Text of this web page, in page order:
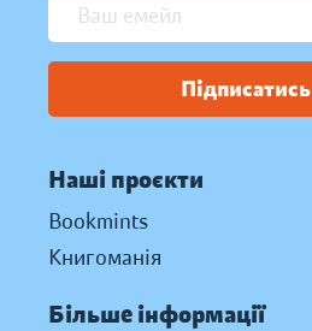
Підписатись
Наші проєкти
Bookmints
Книгоманія
Більше інформації